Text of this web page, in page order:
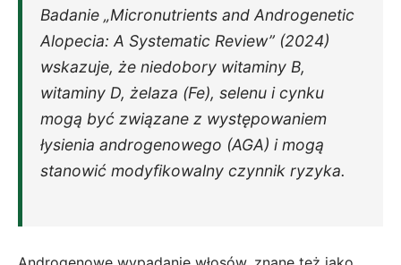
Badanie „Micronutrients and Androgenetic
Alopecia: A Systematic Review” (2024)
wskazuje, że niedobory witaminy B,
witaminy D, żelaza (Fe), selenu i cynku
mogą być związane z występowaniem
łysienia androgenowego (AGA) i mogą
stanowić modyfikowalny czynnik ryzyka.